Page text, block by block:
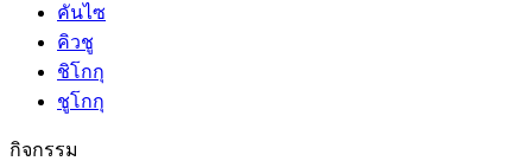
คันไซ
คิวชู
ชิโกกุ
ชูโกกุ
กิจกรรม